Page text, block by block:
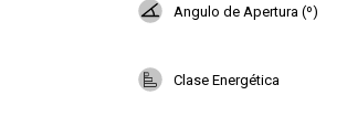
Angulo de Apertura (º)
Clase Energética